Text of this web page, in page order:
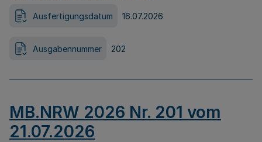
Ausfertigungsdatum 16.07.2026
Ausgabennummer 202
MB.NRW 2026 Nr. 201 vom
21.07.2026